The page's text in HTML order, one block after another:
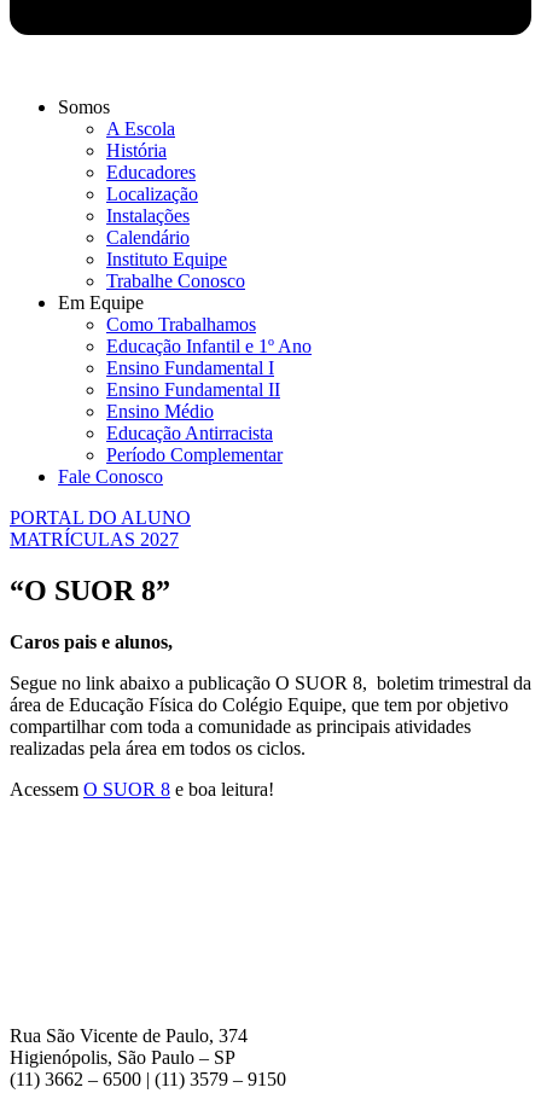
Somos
A Escola
História
Educadores
Localização
Instalações
Calendário
Instituto Equipe
Trabalhe Conosco
Em Equipe
Como Trabalhamos
Educação Infantil e 1º Ano
Ensino Fundamental I
Ensino Fundamental II
Ensino Médio
Educação Antirracista
Período Complementar
Fale Conosco
PORTAL DO ALUNO
MATRÍCULAS 2027
“O SUOR 8”
Caros pais e alunos,
Segue no link abaixo a publicação O SUOR 8, boletim trimestral da
área de Educação Física do Colégio Equipe, que tem por objetivo
compartilhar com toda a comunidade as principais atividades
realizadas pela área em todos os ciclos.
Acessem O SUOR 8 e boa leitura!
Rua São Vicente de Paulo, 374
Higienópolis, São Paulo – SP
(11) 3662 – 6500 | (11) 3579 – 9150